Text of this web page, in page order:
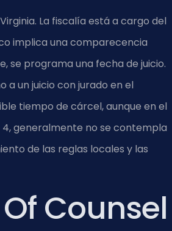
La fiscalía está a cargo del
implica una comparecencia
se programa una fecha de juicio.
a un juicio con jurado en el
tiempo de cárcel, aunque en el
generalmente no se contempla
de las reglas locales y las
Counsel